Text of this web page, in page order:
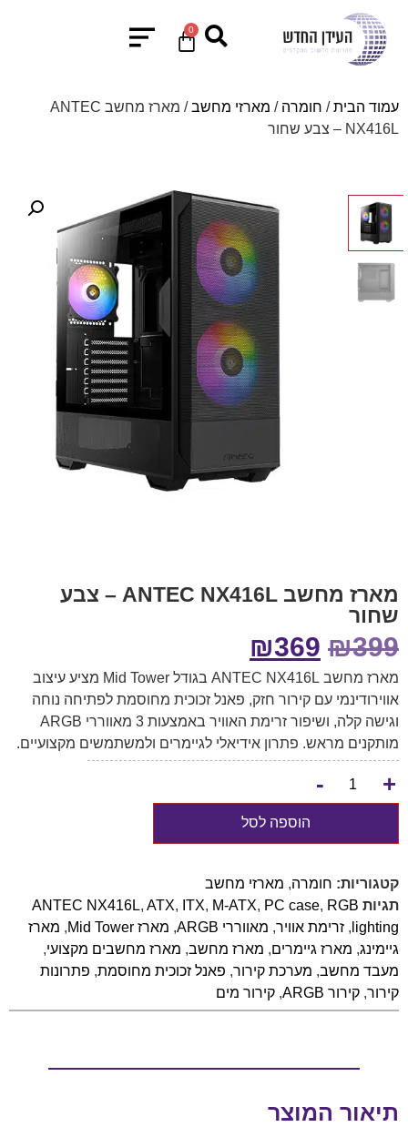
0
עמוד הבית/ חומרה / מארזי מחשב
/ מארז מחשב ANTEC
NX416L – צבע שחור
מארז מחשב ANTEC NX416L – צבע
שחור
₪399
₪369
מארז מחשב ANTEC NX416L בגודל Mid Tower מציע עיצוב
אווירודינמי עם קירור חזק, פאנל זכוכית מחוסמת לפתיחה נוחה
וגישה קלה, ושיפור זרימת האוויר באמצעות 3 מאווררי ARGB
מותקנים מראש. פתרון אידיאלי לגיימרים ולמשתמשים מקצועיים.
+
-
הוספה לסל
קטגוריות: חומרה, מארזי מחשב
תגיות
ANTEC NX416L, ATX, ITX, M-ATX, PC case, RGB
lighting
, זרימת אוויר, מאווררי ARGB , מארז Mid Tower , מארז
גיימינג, מארז גיימרים, מארז מחשב, מארז מחשבים מקצועי,
מעבד מחשב, מערכת קירור, פאנל זכוכית מחוסמת, פתרונות
קירור, קירור ARGB , קירור מים
תיאור המוצר